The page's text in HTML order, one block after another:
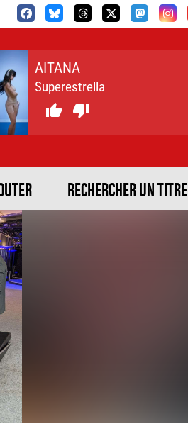
AITANA
Superestrella
 
RECHERCHER UN TITRE